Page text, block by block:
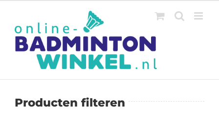
inhoud
Producten filteren